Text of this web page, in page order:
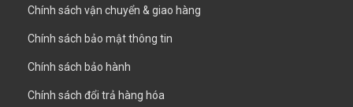
Chính sách vận chuyển & giao hàng
Chính sách bảo mật thông tin
Chính sách bảo hành
Chính sách đổi trả hàng hóa